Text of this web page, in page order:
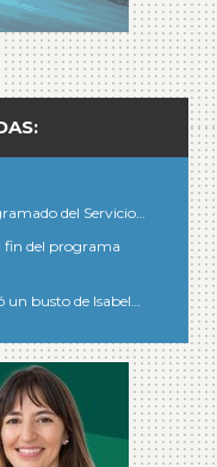
del Servicio…
fin del programa
busto de Isabel…